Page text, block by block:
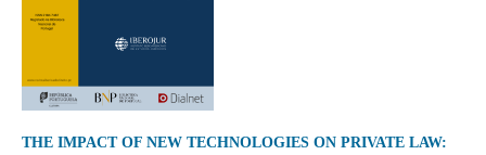
THE IMPACT OF NEW TECHNOLOGIES ON PRIVATE LAW: